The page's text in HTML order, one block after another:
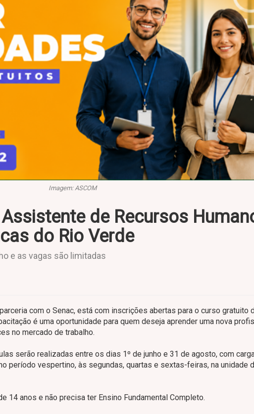
Imagem: ASCOM
de Recursos
do Rio Verde
e as vagas são limitadas
com o Senac, está com inscrições abertas para o curso gratuito
é uma oportunidade para quem deseja aprender uma nova
no mercado de trabalho.
serão realizadas entre os dias 1º de junho e 31 de agosto, com
período vespertino, às segundas, quartas e sextas-feiras, na unidade
14 anos e não precisa ter Ensino Fundamental Completo.